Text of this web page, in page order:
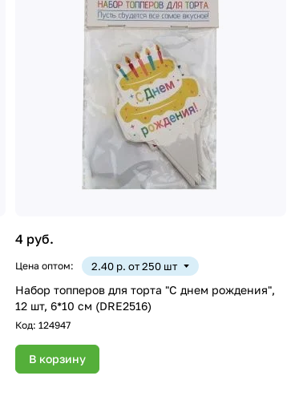
4 руб.
Цена оптом: 2.40 р. от 250 шт
Набор топперов для торта "С днем рождения",
12 шт, 6*10 см (DRE2516)
Код: 124947
В корзину